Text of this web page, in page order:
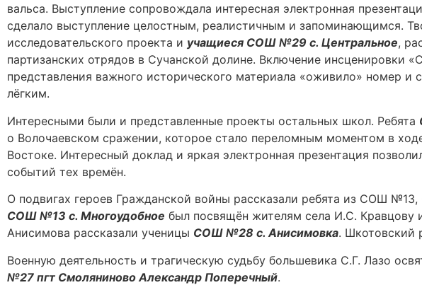
вальса. Выступление сопровождала интересная электронная
сделало выступление целостным, реалистичным и запоминающимся.
исследовательского проекта и учащиеся СОШ №29 с. Центральное,
партизанских отрядов в Сучанской долине. Включение инсценировки
представления важного исторического материала «оживило» номер и
лёгким.
Интересными были и представленные проекты остальных школ. Ребята
о Волочаевском сражении, которое стало переломным моментом в
Востоке. Интересный доклад и яркая электронная презентация
событий тех времён.
О подвигах героев Гражданской войны рассказали ребята из СОШ
СОШ №13 с. Многоудобное был посвящён жителям села И.С. Кравцову
Анисимова рассказали ученицы СОШ №28 с. Анисимовка. Шкотовский
Военную деятельность и трагическую судьбу большевика С.Г. Лазо
№27 пгт Смоляниново Александр Поперечный.